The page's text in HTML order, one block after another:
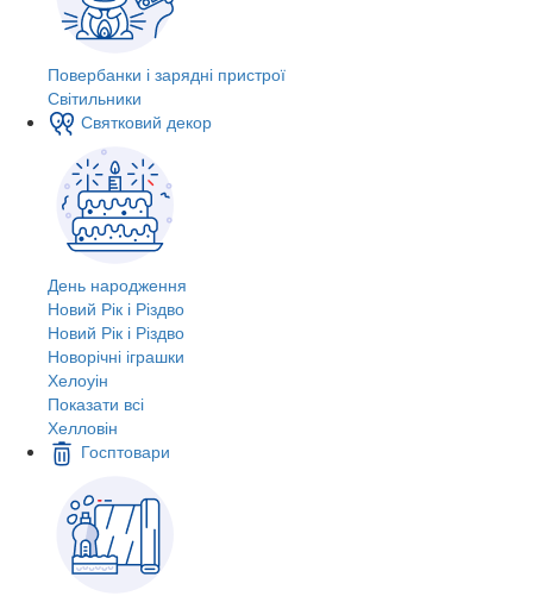
Повербанки і зарядні пристрої
Світильники
Святковий декор
День народження
Новий Рік і Різдво
Новий Рік і Різдво
Новорічні іграшки
Хелоуін
Показати всі
Хелловін
Госптовари